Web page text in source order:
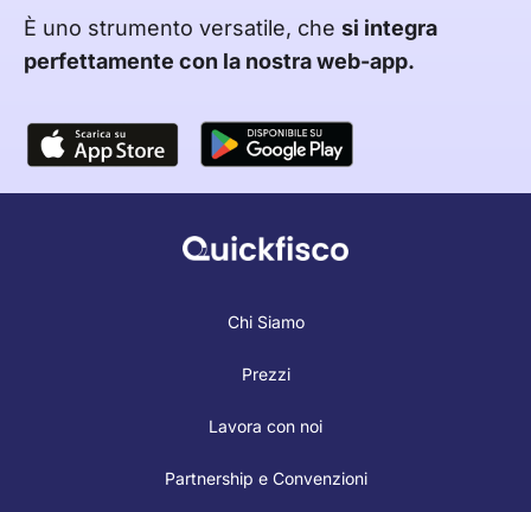
È uno strumento versatile, che si integra
perfettamente con la nostra web-app.
Chi Siamo
Prezzi
Lavora con noi
Partnership e Convenzioni